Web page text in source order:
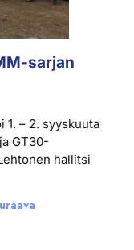
sarjan
1. – 2. syyskuuta
GT30-
hallitsi